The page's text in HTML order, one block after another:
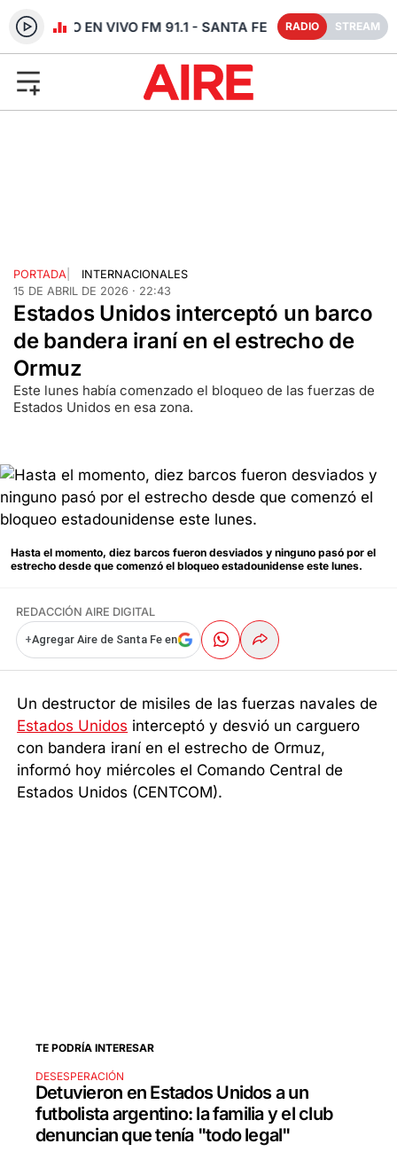
RADIO EN VIVO FM 91.1 - SANTA FE RADIO STREAM
PORTADA
INTERNACIONALES
15 DE ABRIL DE 2026 · 22:43
Estados Unidos interceptó un barco
de bandera iraní en el estrecho de
Ormuz
Este lunes había comenzado el bloqueo de las fuerzas de
Estados Unidos en esa zona.
Hasta el momento, diez barcos fueron desviados y ninguno pasó por el
estrecho desde que comenzó el bloqueo estadounidense este lunes.
REDACCIÓN AIRE DIGITAL
+Agregar Aire de Santa Fe en
Un destructor de misiles de las fuerzas navales de
Estados Unidos interceptó y desvió un carguero
con bandera iraní en el estrecho de Ormuz,
informó hoy miércoles el Comando Central de
Estados Unidos (CENTCOM).
TE PODRÍA INTERESAR
DESESPERACIÓN
Detuvieron en Estados Unidos a un
futbolista argentino: la familia y el club
denuncian que tenía "todo legal"